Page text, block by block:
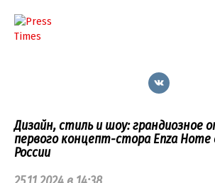
контенту
Дизайн, стиль и шоу: грандиозное
первого концепт-стора Enza
России